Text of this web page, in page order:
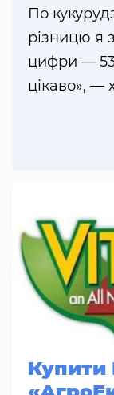
По
різницю я
цифри —
цікаво», —
Купити